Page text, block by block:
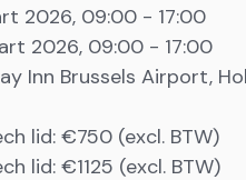
2026, 09:00 - 17:00
2026, 09:00 - 17:00
Inn Brussels Airport,
lid: €750 (excl. BTW)
lid: €1125 (excl. BTW)